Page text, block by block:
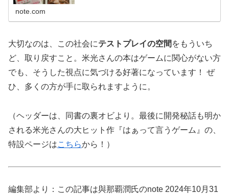
note.com
大切なのは、この社会にテストプレイの空間 をもういち
ど、取り戻すこと。米光さんの本はゲームに関心がない方
でも、そうした視点に気づける好著になっています！ ぜ
ひ、多くの方が手に取られますように。
（ヘッダーは、同書の裏オビより。最後に開発秘話も明か
される米光さんの大ヒット作『はぁって言うゲーム』の、
特設ページはこちらから！）
編集部より：この記事は與那覇潤氏のnote 2024年10月31